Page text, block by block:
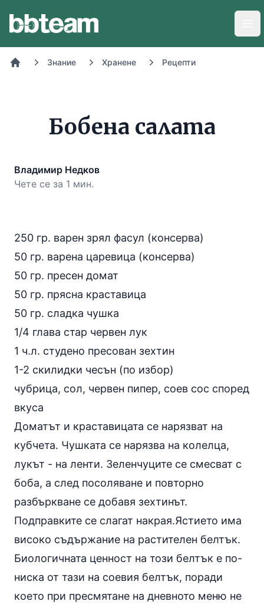
Знание Хранене Рецепти
Бобена салата
Владимир Недков
Чете се за 1 мин.
250 гр. варен зрял фасул (консерва)
50 гр. варена царевица (консерва)
50 гр. пресен домат
50 гр. прясна краставица
50 гр. сладка чушка
1/4 глава стар червен лук
1 ч.л. студено пресован зехтин
1-2 скилидки чесън (по избор)
чубрица, сол, червен пипер, соев сос според
вкуса
Доматът и краставицата се нарязват на
кубчета. Чушката се нарязва на колелца,
лукът - на ленти. Зеленчуците се смесват с
боба, а след посоляване и повторно
разбъркване се добавя зехтинът.
Подправките се слагат накрая.Ястието има
високо съдържание на растителен белтък.
Биологичната ценност на този белтък е по-
ниска от тази на соевия белтък, поради
което при пресмятане на дневното меню не